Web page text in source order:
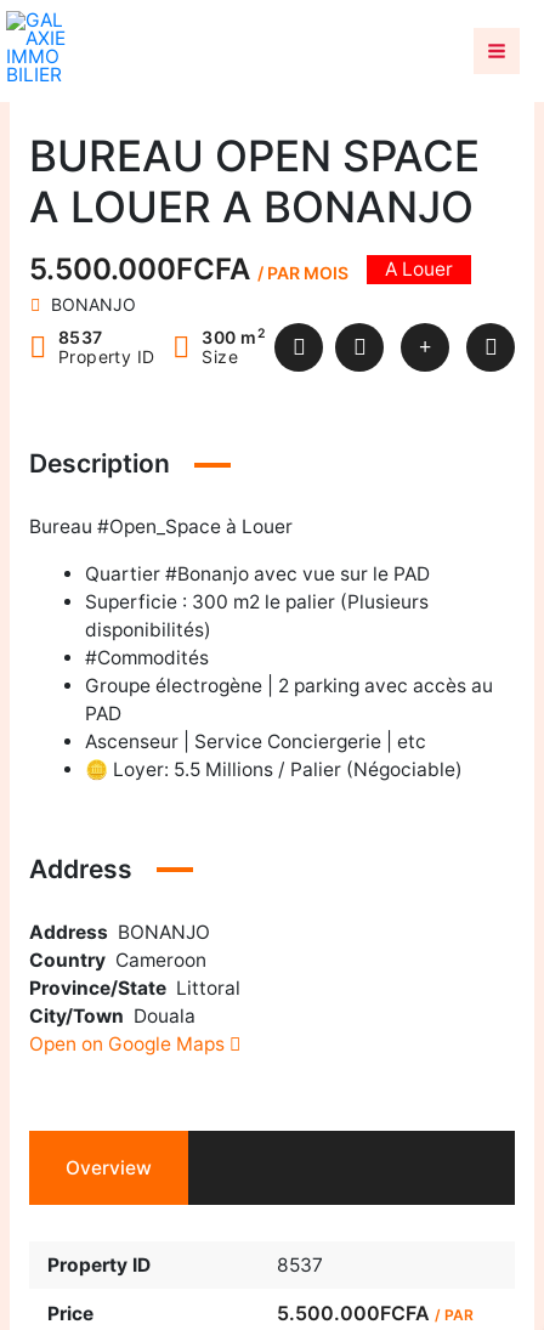
Aller
contenu
BUREAU OPEN SPACE
A LOUER A BONANJO
5.500.000FCFA / PAR MOIS A Louer
BONANJO
8537
Property ID
300 m2
Size
Description
Bureau #Open_Space à Louer
Quartier #Bonanjo avec vue sur le PAD
Superficie : 300 m2 le palier (Plusieurs
disponibilités)
#Commodités
Groupe électrogène | 2 parking avec accès au
PAD
Ascenseur | Service Conciergerie | etc
🪙 Loyer: 5.5 Millions / Palier (Négociable)
Address
Address BONANJO
Country Cameroon
Province/State Littoral
City/Town Douala
Open on Google Maps
Overview
Property ID 8537
Price 5.500.000FCFA / PAR